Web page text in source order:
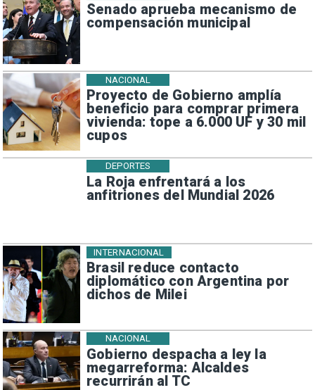
Senado aprueba mecanismo de
compensación municipal
Proyecto de Gobierno amplía
beneficio para comprar primera
vivienda: tope a 6.000 UF y 30 mil
cupos
NACIONAL
La Roja enfrentará a los
anfitriones del Mundial 2026
DEPORTES
Brasil reduce contacto
diplomático con Argentina por
dichos de Milei
INTERNACIONAL
Gobierno despacha a ley la
megarreforma: Alcaldes
recurrirán al TC
NACIONAL